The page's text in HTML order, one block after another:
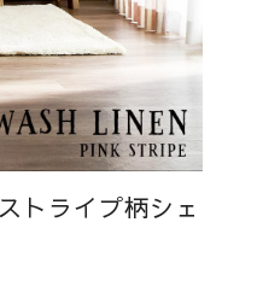
トライプ柄シェ